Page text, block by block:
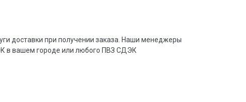
доставки при получении заказа. Наши менеджеры
в вашем городе или любого ПВЗ СДЭК